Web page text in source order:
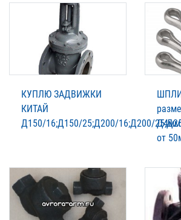
КУПЛЮ ЗАДВИЖКИ
КИТАЙ
Д150/16;Д150/25;Д200/16;Д200/ Д4мм
от